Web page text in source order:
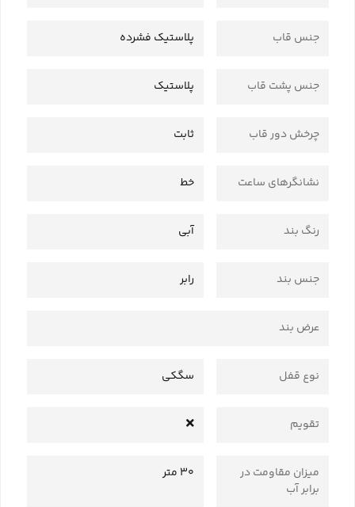
جنس قاب پلاستیک فشرده
جنس پشت قاب پلاستیک
چرخش دور قاب ثابت
نشانگرهای ساعت خط
رنگ بند آبی
جنس بند رابر
عرض بند
نوع قفل سگکی
تقویم
میزان مقاومت در
برابر آب
30 متر